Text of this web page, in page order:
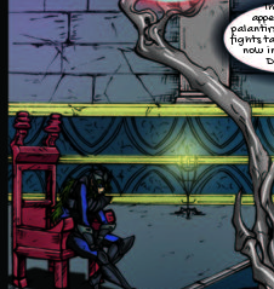
fights
now